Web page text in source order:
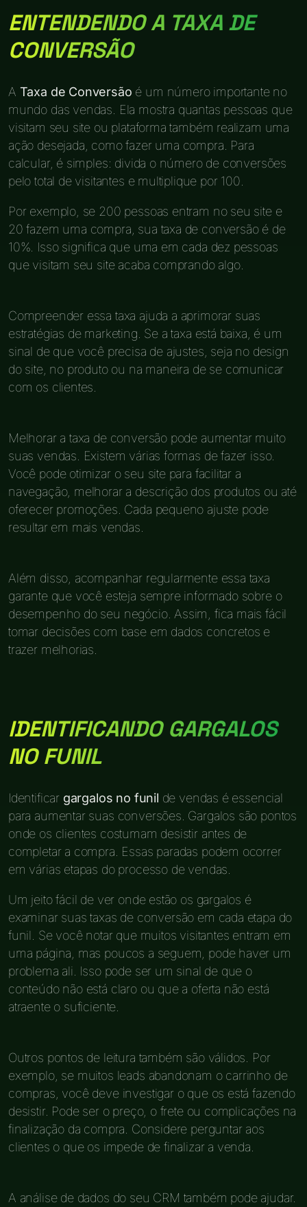
ENTENDENDO A TAXA DE
CONVERSÃO
A Taxa de Conversão é um número importante no
mundo das vendas. Ela mostra quantas pessoas que
visitam seu site ou plataforma também realizam uma
ação desejada, como fazer uma compra. Para
calcular, é simples: divida o número de conversões
pelo total de visitantes e multiplique por 100.
Por exemplo, se 200 pessoas entram no seu site e
20 fazem uma compra, sua taxa de conversão é de
10%. Isso significa que uma em cada dez pessoas
que visitam seu site acaba comprando algo.
Compreender essa taxa ajuda a aprimorar suas
estratégias de marketing. Se a taxa está baixa, é um
sinal de que você precisa de ajustes, seja no design
do site, no produto ou na maneira de se comunicar
com os clientes.
Melhorar a taxa de conversão pode aumentar muito
suas vendas. Existem várias formas de fazer isso.
Você pode otimizar o seu site para facilitar a
navegação, melhorar a descrição dos produtos ou até
oferecer promoções. Cada pequeno ajuste pode
resultar em mais vendas.
Além disso, acompanhar regularmente essa taxa
garante que você esteja sempre informado sobre o
desempenho do seu negócio. Assim, fica mais fácil
tomar decisões com base em dados concretos e
trazer melhorias.
IDENTIFICANDO GARGALOS
NO FUNIL
Identificar gargalos no funil de vendas é essencial
para aumentar suas conversões. Gargalos são pontos
onde os clientes costumam desistir antes de
completar a compra. Essas paradas podem ocorrer
em várias etapas do processo de vendas.
Um jeito fácil de ver onde estão os gargalos é
examinar suas taxas de conversão em cada etapa do
funil. Se você notar que muitos visitantes entram em
uma página, mas poucos a seguem, pode haver um
problema ali. Isso pode ser um sinal de que o
conteúdo não está claro ou que a oferta não está
atraente o suficiente.
Outros pontos de leitura também são válidos. Por
exemplo, se muitos leads abandonam o carrinho de
compras, você deve investigar o que os está fazendo
desistir. Pode ser o preço, o frete ou complicações na
finalização da compra. Considere perguntar aos
clientes o que os impede de finalizar a venda.
A análise de dados do seu CRM também pode ajudar.